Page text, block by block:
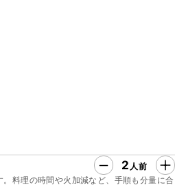
2 人前
料理の時間や火加減など、手順も分量に合